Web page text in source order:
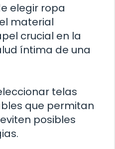
elegir ropa
material
crucial en la
íntima de una
telas
que permitan
posibles